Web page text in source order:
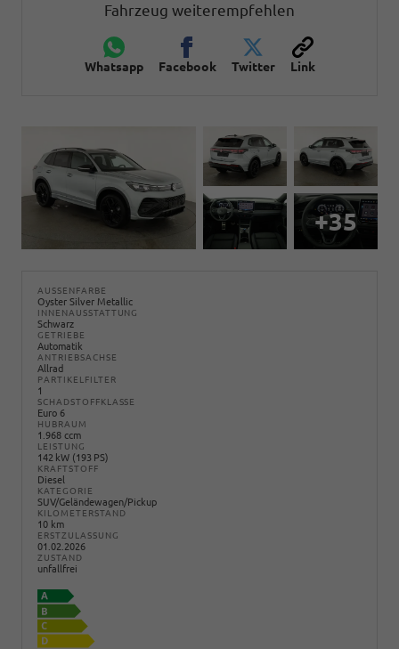
Fahrzeug weiterempfehlen
Whatsapp Facebook Twitter Link
+35
AUSSENFARBE
Oyster Silver Metallic
INNENAUSSTATTUNG
Schwarz
GETRIEBE
Automatik
ANTRIEBSACHSE
Allrad
PARTIKELFILTER
1
SCHADSTOFFKLASSE
Euro 6
HUBRAUM
1.968 ccm
LEISTUNG
142 kW (193 PS)
KRAFTSTOFF
Diesel
KATEGORIE
SUV/Geländewagen/Pickup
KILOMETERSTAND
10 km
ERSTZULASSUNG
01.02.2026
ZUSTAND
unfallfrei